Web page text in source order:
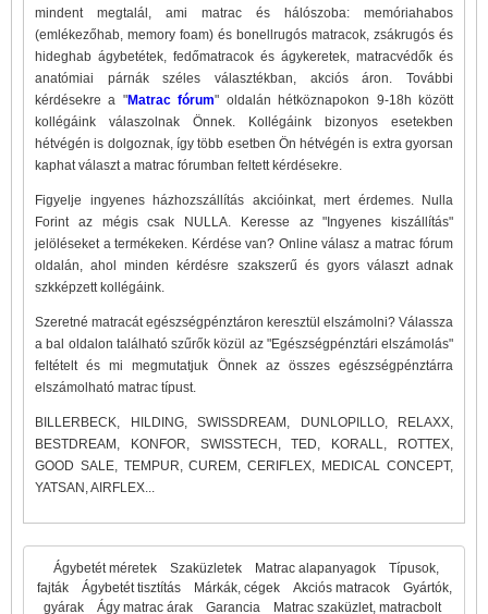
mindent megtalál, ami matrac és hálószoba: memóriahabos
(emlékezőhab, memory foam) és bonellrugós matracok, zsákrugós és
hideghab ágybetétek, fedőmatracok és ágykeretek, matracvédők és
anatómiai párnák széles választékban, akciós áron. További
kérdésekre a "Matrac fórum" oldalán hétköznapokon 9-18h között
kollégáink válaszolnak Önnek. Kollégáink bizonyos esetekben
hétvégén is dolgoznak, így több esetben Ön hétvégén is extra gyorsan
kaphat választ a matrac fórumban feltett kérdésekre.
Figyelje ingyenes házhozszállítás akcióinkat, mert érdemes. Nulla
Forint az mégis csak NULLA. Keresse az "Ingyenes kiszállítás"
jelöléseket a termékeken. Kérdése van? Online válasz a matrac fórum
oldalán, ahol minden kérdésre szakszerű és gyors választ adnak
szkképzett kollégáink.
Szeretné matracát egészségpénztáron keresztül elszámolni? Válassza
a bal oldalon található szűrők közül az "Egészségpénztári elszámolás"
feltételt és mi megmutatjuk Önnek az összes egészségpénztárra
elszámolható matrac típust.
BILLERBECK, HILDING, SWISSDREAM, DUNLOPILLO, RELAXX,
BESTDREAM, KONFOR, SWISSTECH, TED, KORALL, ROTTEX,
GOOD SALE, TEMPUR, CUREM, CERIFLEX, MEDICAL CONCEPT,
YATSAN, AIRFLEX...
Ágybetét méretek Szaküzletek Matrac alapanyagok
Típusok,
fajták
Ágybetét tisztítás Márkák, cégek Akciós matracok
Gyártók,
gyárak
Ágy matrac árak Garancia Matrac szaküzlet, matracbolt